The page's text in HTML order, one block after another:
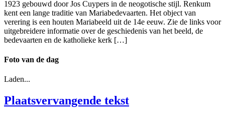
1923 gebouwd door Jos Cuypers in de neogotische stijl. Renkum
kent een lange traditie van Mariabedevaarten. Het object van
verering is een houten Mariabeeld uit de 14e eeuw. Zie de links voor
uitgebreidere informatie over de geschiedenis van het beeld, de
bedevaarten en de katholieke kerk […]
Foto van de dag
Laden...
Plaatsvervangende tekst